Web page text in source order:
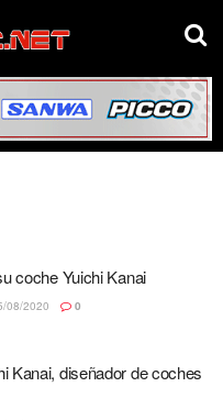
coche Yuichi Kanai
08/2020 0
Kanai, diseñador de coches